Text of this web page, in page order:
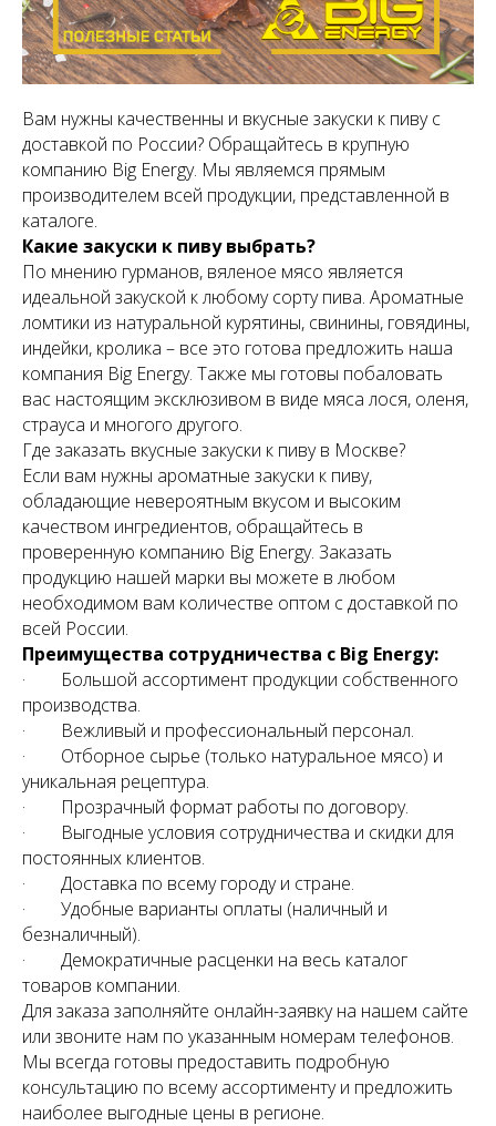
Вам нужны качественны и вкусные закуски к пиву с
доставкой по России? Обращайтесь в крупную
компанию Big Energy. Мы являемся прямым
производителем всей продукции, представленной в
каталоге.
Какие закуски к пиву выбрать?
По мнению гурманов, вяленое мясо является
идеальной закуской к любому сорту пива. Ароматные
ломтики из натуральной курятины, свинины, говядины,
индейки, кролика – все это готова предложить наша
компания Big Energy. Также мы готовы побаловать
вас настоящим эксклюзивом в виде мяса лося, оленя,
страуса и многого другого.
Где заказать вкусные закуски к пиву в Москве?
Если вам нужны ароматные закуски к пиву,
обладающие невероятным вкусом и высоким
качеством ингредиентов, обращайтесь в
проверенную компанию Big Energy. Заказать
продукцию нашей марки вы можете в любом
необходимом вам количестве оптом с доставкой по
всей России.
Преимущества сотрудничества с Big Energy:
· Большой ассортимент продукции собственного
производства.
· Вежливый и профессиональный персонал.
· Отборное сырье (только натуральное мясо) и
уникальная рецептура.
· Прозрачный формат работы по договору.
· Выгодные условия сотрудничества и скидки для
постоянных клиентов.
· Доставка по всему городу и стране.
· Удобные варианты оплаты (наличный и
безналичный).
· Демократичные расценки на весь каталог
товаров компании.
Для заказа заполняйте онлайн-заявку на нашем сайте
или звоните нам по указанным номерам телефонов.
Мы всегда готовы предоставить подробную
консультацию по всему ассортименту и предложить
наиболее выгодные цены в регионе.